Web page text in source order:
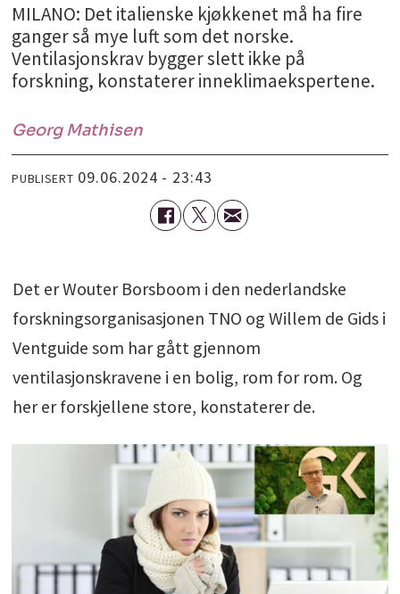
MILANO: Det italienske kjøkkenet må ha fire
ganger så mye luft som det norske.
Ventilasjonskrav bygger slett ikke på
forskning, konstaterer inneklimaekspertene.
Georg Mathisen
PUBLISERT 09.06.2024 - 23:43
Det er Wouter Borsboom i den nederlandske
forskningsorganisasjonen TNO og Willem de Gids i
Ventguide som har gått gjennom
ventilasjonskravene i en bolig, rom for rom. Og
her er forskjellene store, konstaterer de.